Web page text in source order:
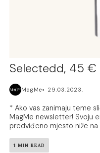
Selectedd, 45 €
MagMe 29.03.2023.
* Ako vas zanimaju teme
MagMe newsletter! Svoju
predviđeno mjesto niže na
1 MIN READ